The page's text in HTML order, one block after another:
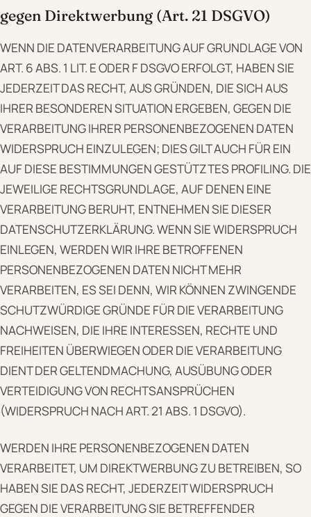
gegen Direktwerbung (Art. 21 DSGVO)
WENN DIE DATENVERARBEITUNG AUF GRUNDLAGE VON
ART. 6 ABS. 1 LIT. E ODER F DSGVO ERFOLGT, HABEN SIE
JEDERZEIT DAS RECHT, AUS GRÜNDEN, DIE SICH AUS
IHRER BESONDEREN SITUATION ERGEBEN, GEGEN DIE
VERARBEITUNG IHRER PERSONENBEZOGENEN DATEN
WIDERSPRUCH EINZULEGEN; DIES GILT AUCH FÜR EIN
AUF DIESE BESTIMMUNGEN GESTÜTZTES PROFILING. DIE
JEWEILIGE RECHTSGRUNDLAGE, AUF DENEN EINE
VERARBEITUNG BERUHT, ENTNEHMEN SIE DIESER
DATENSCHUTZERKLÄRUNG. WENN SIE WIDERSPRUCH
EINLEGEN, WERDEN WIR IHRE BETROFFENEN
PERSONENBEZOGENEN DATEN NICHT MEHR
VERARBEITEN, ES SEI DENN, WIR KÖNNEN ZWINGENDE
SCHUTZWÜRDIGE GRÜNDE FÜR DIE VERARBEITUNG
NACHWEISEN, DIE IHRE INTERESSEN, RECHTE UND
FREIHEITEN ÜBERWIEGEN ODER DIE VERARBEITUNG
DIENT DER GELTENDMACHUNG, AUSÜBUNG ODER
VERTEIDIGUNG VON RECHTSANSPRÜCHEN
(WIDERSPRUCH NACH ART. 21 ABS. 1 DSGVO).
WERDEN IHRE PERSONENBEZOGENEN DATEN
VERARBEITET, UM DIREKTWERBUNG ZU BETREIBEN, SO
HABEN SIE DAS RECHT, JEDERZEIT WIDERSPRUCH
GEGEN DIE VERARBEITUNG SIE BETREFFENDER